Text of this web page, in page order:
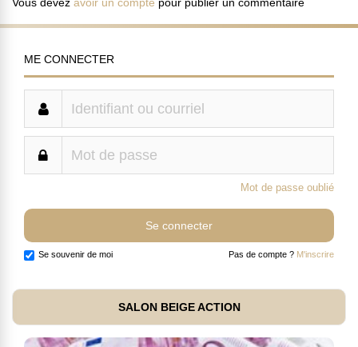
Vous devez avoir un compte pour publier un commentaire
ME CONNECTER
Mot de passe oublié
Se souvenir de moi Pas de compte ? M'inscrire
SALON BEIGE ACTION